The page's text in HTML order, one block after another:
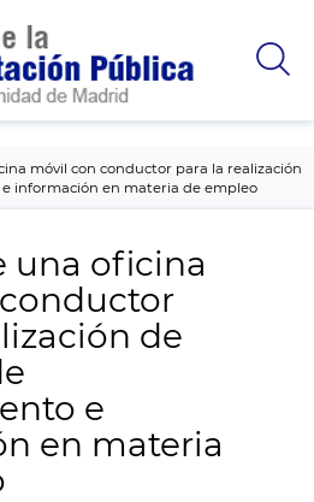
móvil con conductor para la realización
información en materia de empleo
una oficina
de
e
en materia